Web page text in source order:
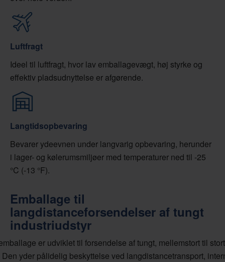
Luftfragt
Ideel til luftfragt, hvor lav emballagevægt, høj styrke og
effektiv pladsudnyttelse er afgørende.
Langtidsopbevaring
Bevarer ydeevnen under langvarig opbevaring, herunder
i lager- og kølerumsmiljøer med temperaturer ned til -25
°C (-13 °F).
Emballage til
langdistanceforsendelser af tungt
industriudstyr
er udviklet til forsendelse af tungt, mellemstort til
yder pålidelig beskyttelse ved langdistancetransport,